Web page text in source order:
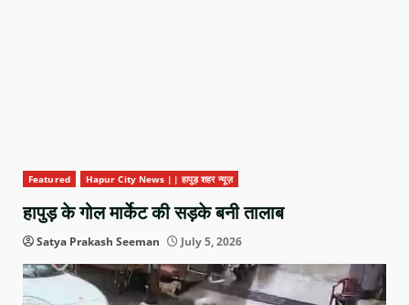
Featured Hapur City News || हापुड़ शहर न्यूज़
हापुड़ के गोल मार्केट की सड़के बनी तालाब
Satya Prakash Seeman July 5, 2026